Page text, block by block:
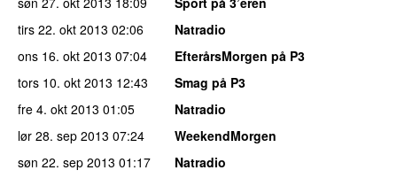
tirs 22. okt 2013 02:06
Natradio
ons 16. okt 2013 07:04
EfterårsMorgen på P3
tors 10. okt 2013 12:43
Smag på P3
fre 4. okt 2013 01:05
Natradio
lør 28. sep 2013 07:24
WeekendMorgen
søn 22. sep 2013 01:17
Natradio